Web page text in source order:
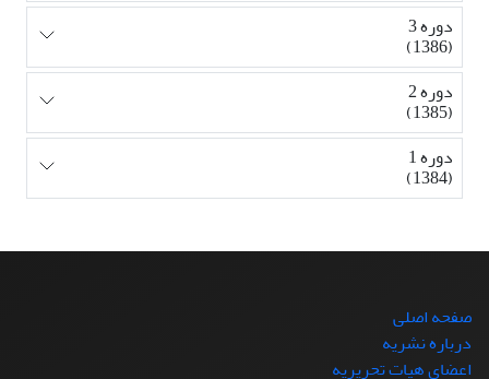
دوره 3
(1386)
دوره 2
(1385)
دوره 1
(1384)
صفحه اصلی
درباره نشریه
اعضای هیات تحریریه